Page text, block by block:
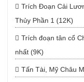
Trích Đoạn Cải
Thủy Phần 1 (12K)
Trích đoạn tân cổ
nhất (9K)
Tấn Tài, Mỹ Châu